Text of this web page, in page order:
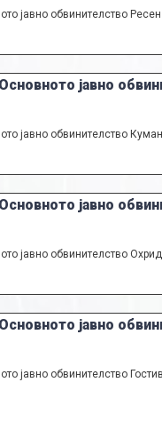
јавно обвинителство
јавно
јавно обвинителство
јавно
јавно обвинителство
јавно
јавно обвинителство